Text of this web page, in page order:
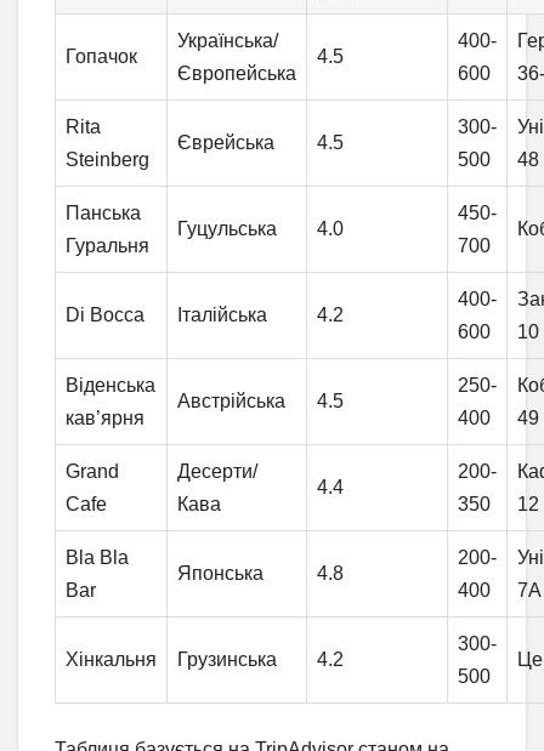
Гопачок
Українська/
Європейська
4.5
400-
600
Rita
Steinberg
Єврейська 4.5
300-
500
48
Панська
Гуральня
Гуцульська 4.0
450-
700
Di Bocca Італійська 4.2
400-
600
10
Віденська
кав’ярня
Австрійська 4.5
250-
400
49
Grand
Cafe
Десерти/
Кава
4.4
200-
350
12
Bla Bla
Bar
Японська 4.8
200-
400
7А
Хінкальня Грузинська 4.2
300-
500